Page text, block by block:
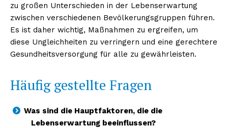
zu großen Unterschieden in der Lebenserwartung
zwischen verschiedenen Bevölkerungsgruppen führen.
Es ist daher wichtig, Maßnahmen zu ergreifen, um
diese Ungleichheiten zu verringern und eine gerechtere
Gesundheitsversorgung für alle zu gewährleisten.
Häufig gestellte Fragen
Was sind die Hauptfaktoren, die die
Lebenserwartung beeinflussen?